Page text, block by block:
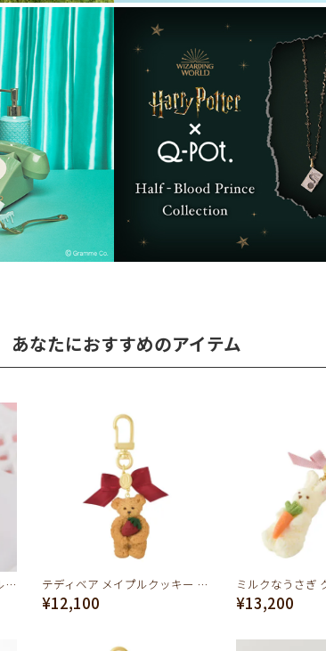
あなたにおすすめのアイテム
【残り1点】ストロベリーミルクなうさぎ クッキーのカオ イヤリング テディベア メイプルクッキー キーホルダー（ストロベリー）
¥12,100 ¥13,200